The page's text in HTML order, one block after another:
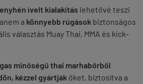
ívelt kialakítás lehetővé teszi
a könnyebb rúgások biztonságos
választás Muay Thai, MMA és kick-
minőségű thai marhabőrből
kézzel gyártják őket, biztosítva a